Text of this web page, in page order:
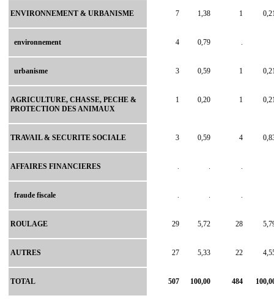
ENVIRONNEMENT & URBANISME 7 1,38 1
environnement 4 0,79
urbanisme 3 0,59 1
AGRICULTURE, CHASSE, PECHE &
PROTECTION DES ANIMAUX
1 0,20 1
TRAVAIL & SECURITE SOCIALE 3 0,59 4
AFFAIRES FINANCIERES
fraude fiscale
ROULAGE 29 5,72 28
AUTRES 27 5,33 22
TOTAL 507 100,00 484